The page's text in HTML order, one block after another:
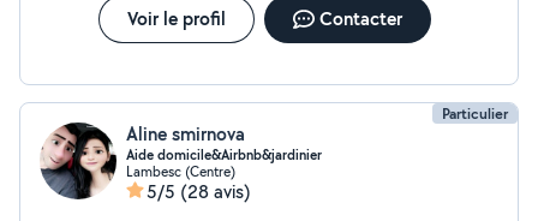
Voir le profil Contacter
Particulier
Aline smirnova
Aide domicile&Airbnb&jardinier
Lambesc (Centre)
5/5 (28 avis)